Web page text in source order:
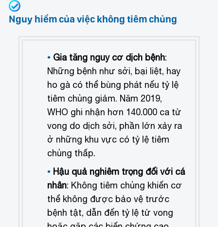
Nguy hiểm của việc không tiêm chủng
Gia tăng nguy cơ dịch bệnh:
Những bệnh như sởi, bại liệt, hay
ho gà có thể bùng phát nếu tỷ lệ
tiêm chủng giảm. Năm 2019,
WHO ghi nhận hơn 140.000 ca tử
vong do dịch sởi, phần lớn xảy ra
ở những khu vực có tỷ lệ tiêm
chủng thấp.
Hậu quả nghiêm trọng đối với cá
nhân: Không tiêm chủng khiến cơ
thể không được bảo vệ trước
bệnh tật, dẫn đến tỷ lệ tử vong